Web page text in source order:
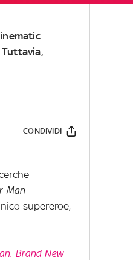
CONDIVIDI
Man
supereroe,
Brand New